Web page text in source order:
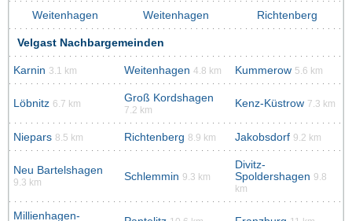
Weitenhagen Weitenhagen Richtenberg
Velgast Nachbargemeinden
Karnin 3.1 km Weitenhagen 4.8 km Kummerow 5.6 km
Löbnitz 6.7 km Groß Kordshagen
7.2 km
Kenz-Küstrow 7.3 km
Niepars 8.5 km Richtenberg 8.9 km Jakobsdorf 9.2 km
Neu Bartelshagen
9.3 km Schlemmin 9.3 km
Divitz-
Spoldershagen 9.8
km
Millienhagen-